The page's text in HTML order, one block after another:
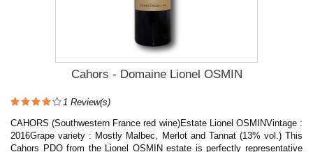
Cahors - Domaine Lionel OSMIN
1 Review(s)
CAHORS (Southwestern France red wine)Estate Lionel OSMINVintage :
2016Grape variety : Mostly Malbec, Merlot and Tannat (13% vol.) This
Cahors PDO from the Lionel OSMIN estate is perfectly representative